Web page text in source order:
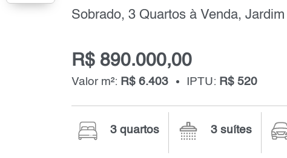
R$ 890.000,00
Valor m²: R$ 6.403 IPTU: R$ 520
3 quartos 3 suítes